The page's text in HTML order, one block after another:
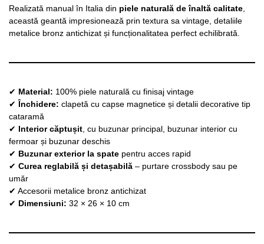
Realizată manual în Italia din piele naturală de înaltă calitate
această geantă impresionează prin textura sa vintage, detaliile
metalice bronz antichizat și funcționalitatea perfect echilibrată.
✔ Material: 100% piele naturală cu finisaj vintage
✔ Închidere: clapetă cu capse magnetice și detalii decorative tip
cataramă
✔ Interior căptușit , cu buzunar principal, buzunar interior cu
fermoar și buzunar deschis
✔ Buzunar exterior la spate pentru acces rapid
✔ Curea reglabilă și detașabilă – purtare crossbody sau pe
umăr
✔ Accesorii metalice bronz antichizat
✔ Dimensiuni: 32 × 26 × 10 cm